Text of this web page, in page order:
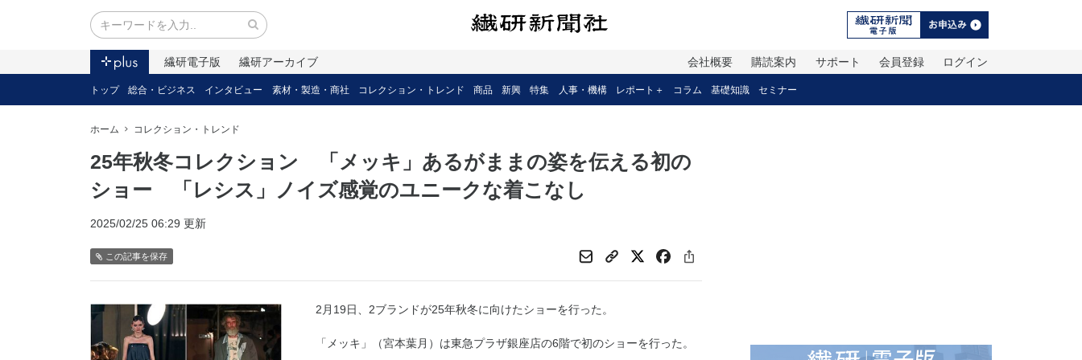
繊研電子版 繊研アーカイブ ログイン
会員登録
サポート
購読案内
会社概要
トップ 総合・ビジネス インタビュー 素材・製造・商社 コレクション・トレンド 商品 新興 特集 人事・機構 レポート＋ コラム 基礎知識 セミナー
ホーム コレクション・トレンド
25年秋冬コレクション 「メッキ」あるがままの姿を伝える初の
ショー 「レシス」ノイズ感覚のユニークな着こなし
2025/02/25 06:29 更新
この記事を保存
2月19日、2ブランドが25年秋冬に向けたショーを行った。
「メッキ」（宮本葉月）は東急プラザ銀座店の6階で初のショーを行った。